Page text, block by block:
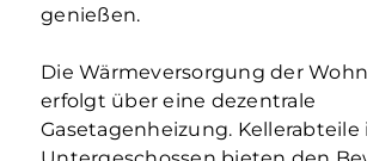
genießen.
Die Wärmeversorgung der
erfolgt über eine dezentrale
Gasetagenheizung. Kellerabteile